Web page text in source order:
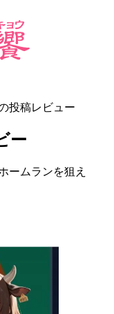
投稿レビュー
ー
ームランを狙え